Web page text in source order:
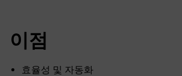
이점
효율성 및 자동화